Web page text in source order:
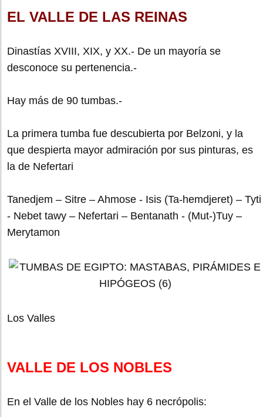
EL VALLE DE LAS REINAS
Dinastías XVIII, XIX, y XX.- De un mayoría se
desconoce su pertenencia.-
Hay más de 90 tumbas.-
La primera tumba fue descubierta por Belzoni, y la
que despierta mayor admiración por sus pinturas, es
la de Nefertari
Tanedjem – Sitre – Ahmose - Isis (Ta-hemdjeret) – Tyti
- Nebet tawy – Nefertari – Bentanath - (Mut-)Tuy –
Merytamon
Los Valles
VALLE DE LOS NOBLES
En el Valle de los Nobles hay 6 necrópolis: